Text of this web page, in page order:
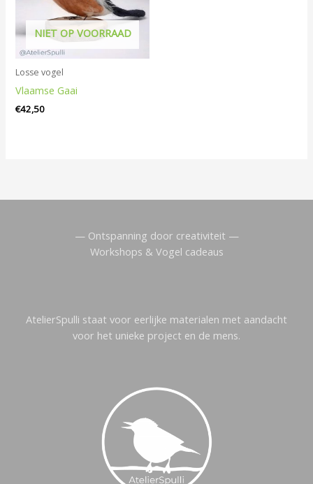
NIET OP VOORRAAD
Losse vogel
Vlaamse Gaai
€42,50
— Ontspanning door creativiteit —
Workshops & Vogel cadeaus
AtelierSpulli staat voor eerlijke materialen met aandacht
voor het unieke project en de mens.